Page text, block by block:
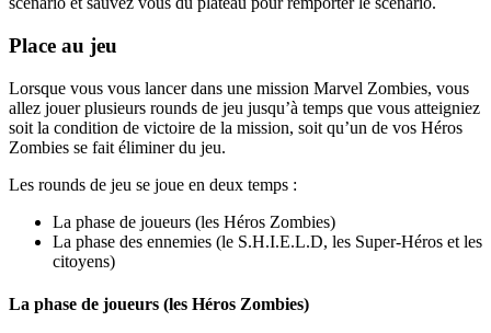
Place au jeu
Lorsque vous vous lancer dans une mission Marvel Zombies, vous
allez jouer plusieurs rounds de jeu jusqu’à temps que vous atteigniez
soit la condition de victoire de la mission, soit qu’un de vos Héros
Zombies se fait éliminer du jeu.
Les rounds de jeu se joue en deux temps :
La phase de joueurs (les Héros Zombies)
La phase des ennemies (le S.H.I.E.L.D, les Super-Héros et les
citoyens)
La phase de joueurs (les Héros Zombies)